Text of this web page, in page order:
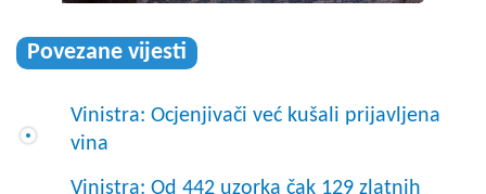
Povezane vijesti
Vinistra: Ocjenjivači već kušali prijavljena
vina
Vinistra: Od 442 uzorka čak 129 zlatnih